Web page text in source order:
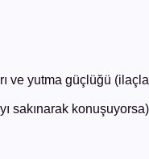
ve yutma güçlüğü
sakınarak